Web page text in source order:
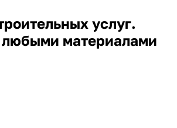
услуг.
любыми материалами